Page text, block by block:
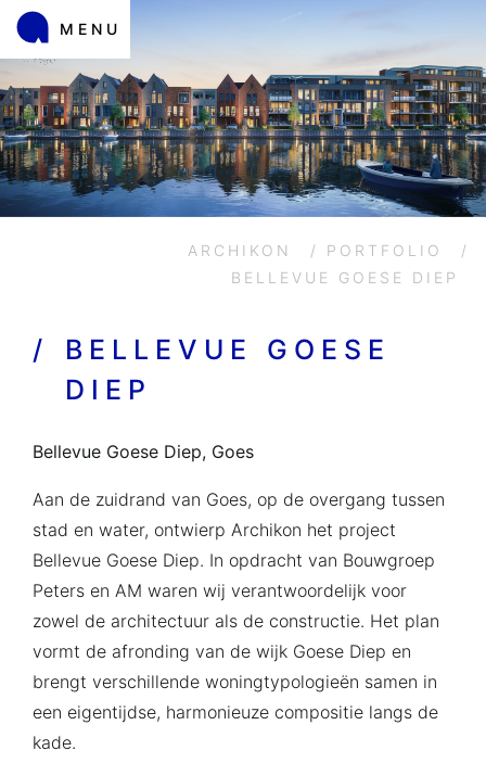
MENU
ARCHIKON / PORTFOLIO
/
BELLEVUE GOESE DIEP
/
BELLEVUE GOESE
DIEP
Bellevue Goese Diep, Goes
Aan de zuidrand van Goes, op de overgang tussen
stad en water, ontwierp Archikon het project
Bellevue Goese Diep. In opdracht van Bouwgroep
Peters en AM waren wij verantwoordelijk voor
zowel de architectuur als de constructie. Het plan
vormt de afronding van de wijk Goese Diep en
brengt verschillende woningtypologieën samen in
een eigentijdse, harmonieuze compositie langs de
kade.